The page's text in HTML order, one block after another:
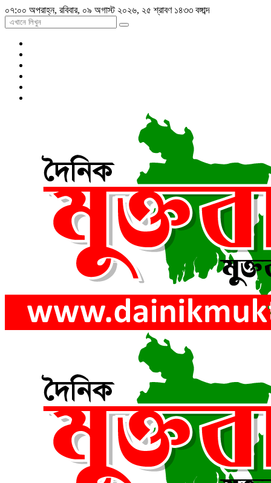
০৭:০০ অপরাহ্ন, রবিবার, ০৯ অগাস্ট ২০২৬, ২৫ শ্রাবণ ১৪৩৩ বঙ্গাব্দ